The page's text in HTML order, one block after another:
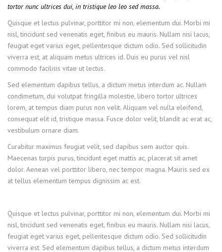
tortor nunc ultrices dui, in tristique leo leo sed massa.
Quisque et lectus pulvinar, porttitor mi non, elementum dui. Morbi mi
nisl, tincidunt sed venenatis eget, finibus eu mauris. Nullam nisi lacus,
feugiat eget varius eget, pellentesque dictum odio. Sed sollicitudin
viverra est, at aliquam metus ultrices id. Duis eu purus vel nisl
commodo facilisis vitae ut lectus.
Sed elementum dapibus tellus, a dictum metus interdum ac. Nullam
condimetum, dui volutpat fringilla molestie, libero tortor ultrices
lorem, at tempus diam purus non velit. Aliquam vel nulla eleifend,
consequat elit id, tristique massa. Fusce dolor velit, blandit ac erat ac,
vestibulum ornare diam.
Curabitur maximus feugiat velit, sed dapibus sem auctor quis.
Maecenas turpis purus, tincidunt eget mattis ac, placerat sit amet
dolor. Aenean vel porttitor libero, nec tempor magna. Mauris sed ex
at tellus elementum tempus dignissim ac est.
Quisque et lectus pulvinar, porttitor mi non, elementum dui. Morbi mi
nisl, tincidunt sed venenatis eget, finibus eu mauris. Nullam nisi lacus,
feugiat eget varius eget, pellentesque dictum odio. Sed sollicitudin
viverra est. Sed elementum dapibus tellus, a dictum metus interdum